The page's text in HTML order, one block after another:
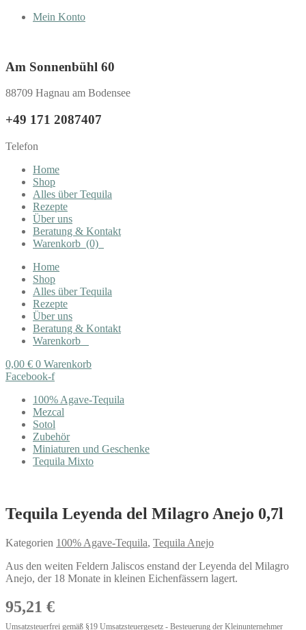
Mein Konto
Am Sonnenbühl 60
88709 Hagnau am Bodensee
+49 171 2087407
Telefon
Home
Shop
Alles über Tequila
Rezepte
Über uns
Beratung & Kontakt
Warenkorb (0)
Home
Shop
Alles über Tequila
Rezepte
Über uns
Beratung & Kontakt
Warenkorb
0,00 € 0 Warenkorb
Facebook-f
100% Agave-Tequila
Mezcal
Sotol
Zubehör
Miniaturen und Geschenke
Tequila Mixto
Tequila Leyenda del Milagro Anejo 0,7l
Kategorien 100% Agave-Tequila, Tequila Anejo
Aus den weiten Feldern Jaliscos enstand der Leyenda del Milagro
Anejo, der 18 Monate in kleinen Eichenfässern lagert.
95,21 €
Umsatzsteuerfrei gemäß §19 Umsatzsteuergesetz - Besteuerung der Kleinunternehmer